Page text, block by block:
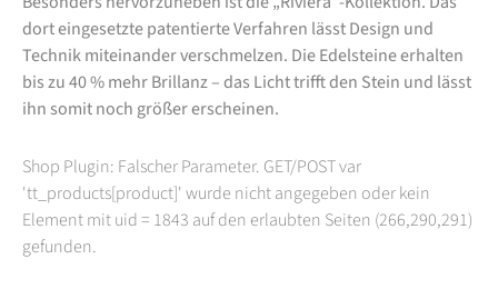
dort eingesetzte patentierte Verfahren lässt Design und
Technik miteinander verschmelzen. Die Edelsteine erhalten
bis zu 40 % mehr Brillanz – das Licht trifft den Stein und lässt
ihn somit noch größer erscheinen.
Shop Plugin: Falscher Parameter. GET/POST var
'tt_products[product]' wurde nicht angegeben oder kein
Element mit uid = 1843 auf den erlaubten Seiten (266,290,291)
gefunden.